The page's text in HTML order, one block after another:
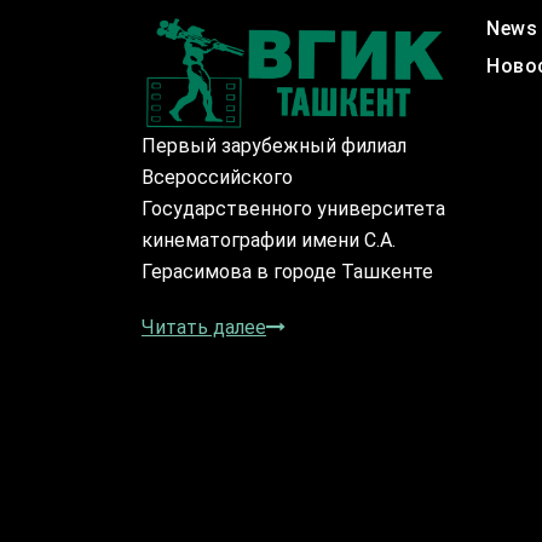
Первый зарубежный филиал
Всероссийского
Государственного университета
кинематографии имени С.А.
Герасимова в городе Ташкенте
Читать далее
News